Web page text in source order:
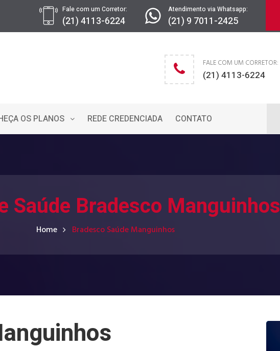
Fale com um Corretor:
(21) 4113-6224
Atendimento via Whatsapp:
(21) 9 7011-2425
FALE COM UM CORRETOR:
(21) 4113-6224
OS PLANOS REDE CREDENCIADA CONTATO
Saúde Bradesco Manguinhos
Home Bradesco Saúde Manguinhos